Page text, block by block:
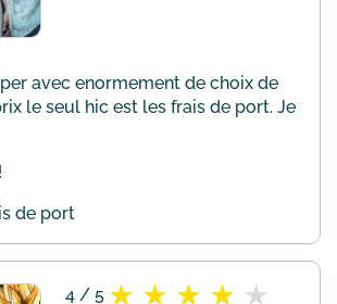
avec enormement de choix de
le seul hic est les frais de port. Je
de port
4 / 5